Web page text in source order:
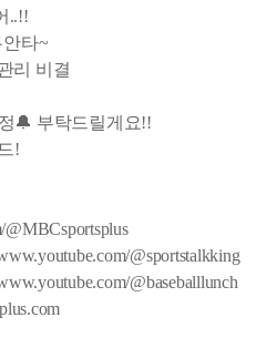
..!!
안타~
리 비결
🔔 부탁드릴게요!!
!
@MBCsportsplus
@sportstalkking
@baseballlunch